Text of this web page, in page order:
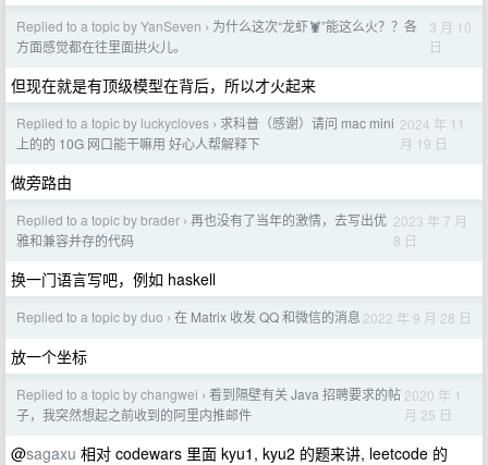
Replied to a topic by YanSeven › 为什么这次“龙虾🦞”能这么火？？各
方面感觉都在往里面拱火儿。
3 月 10
日
但现在就是有顶级模型在背后，所以才火起来
Replied to a topic by luckycloves › 求科普（感谢）请问 mac mini
上的的 10G 网口能干嘛用 好心人帮解释下
2024 年 11
月 19 日
做旁路由
Replied to a topic by brader › 再也没有了当年的激情，去写出优
雅和兼容并存的代码
2023 年 7 月
8 日
换一门语言写吧，例如 haskell
Replied to a topic by duo › 在 Matrix 收发 QQ 和微信的消息 2022 年 9 月 28 日
放一个坐标
Replied to a topic by changwei › 看到隔壁有关 Java 招聘要求的帖
子，我突然想起之前收到的阿里内推邮件
2020 年 1
月 25 日
@sagaxu 相对 codewars 里面 kyu1, kyu2 的题来讲, leetcode 的